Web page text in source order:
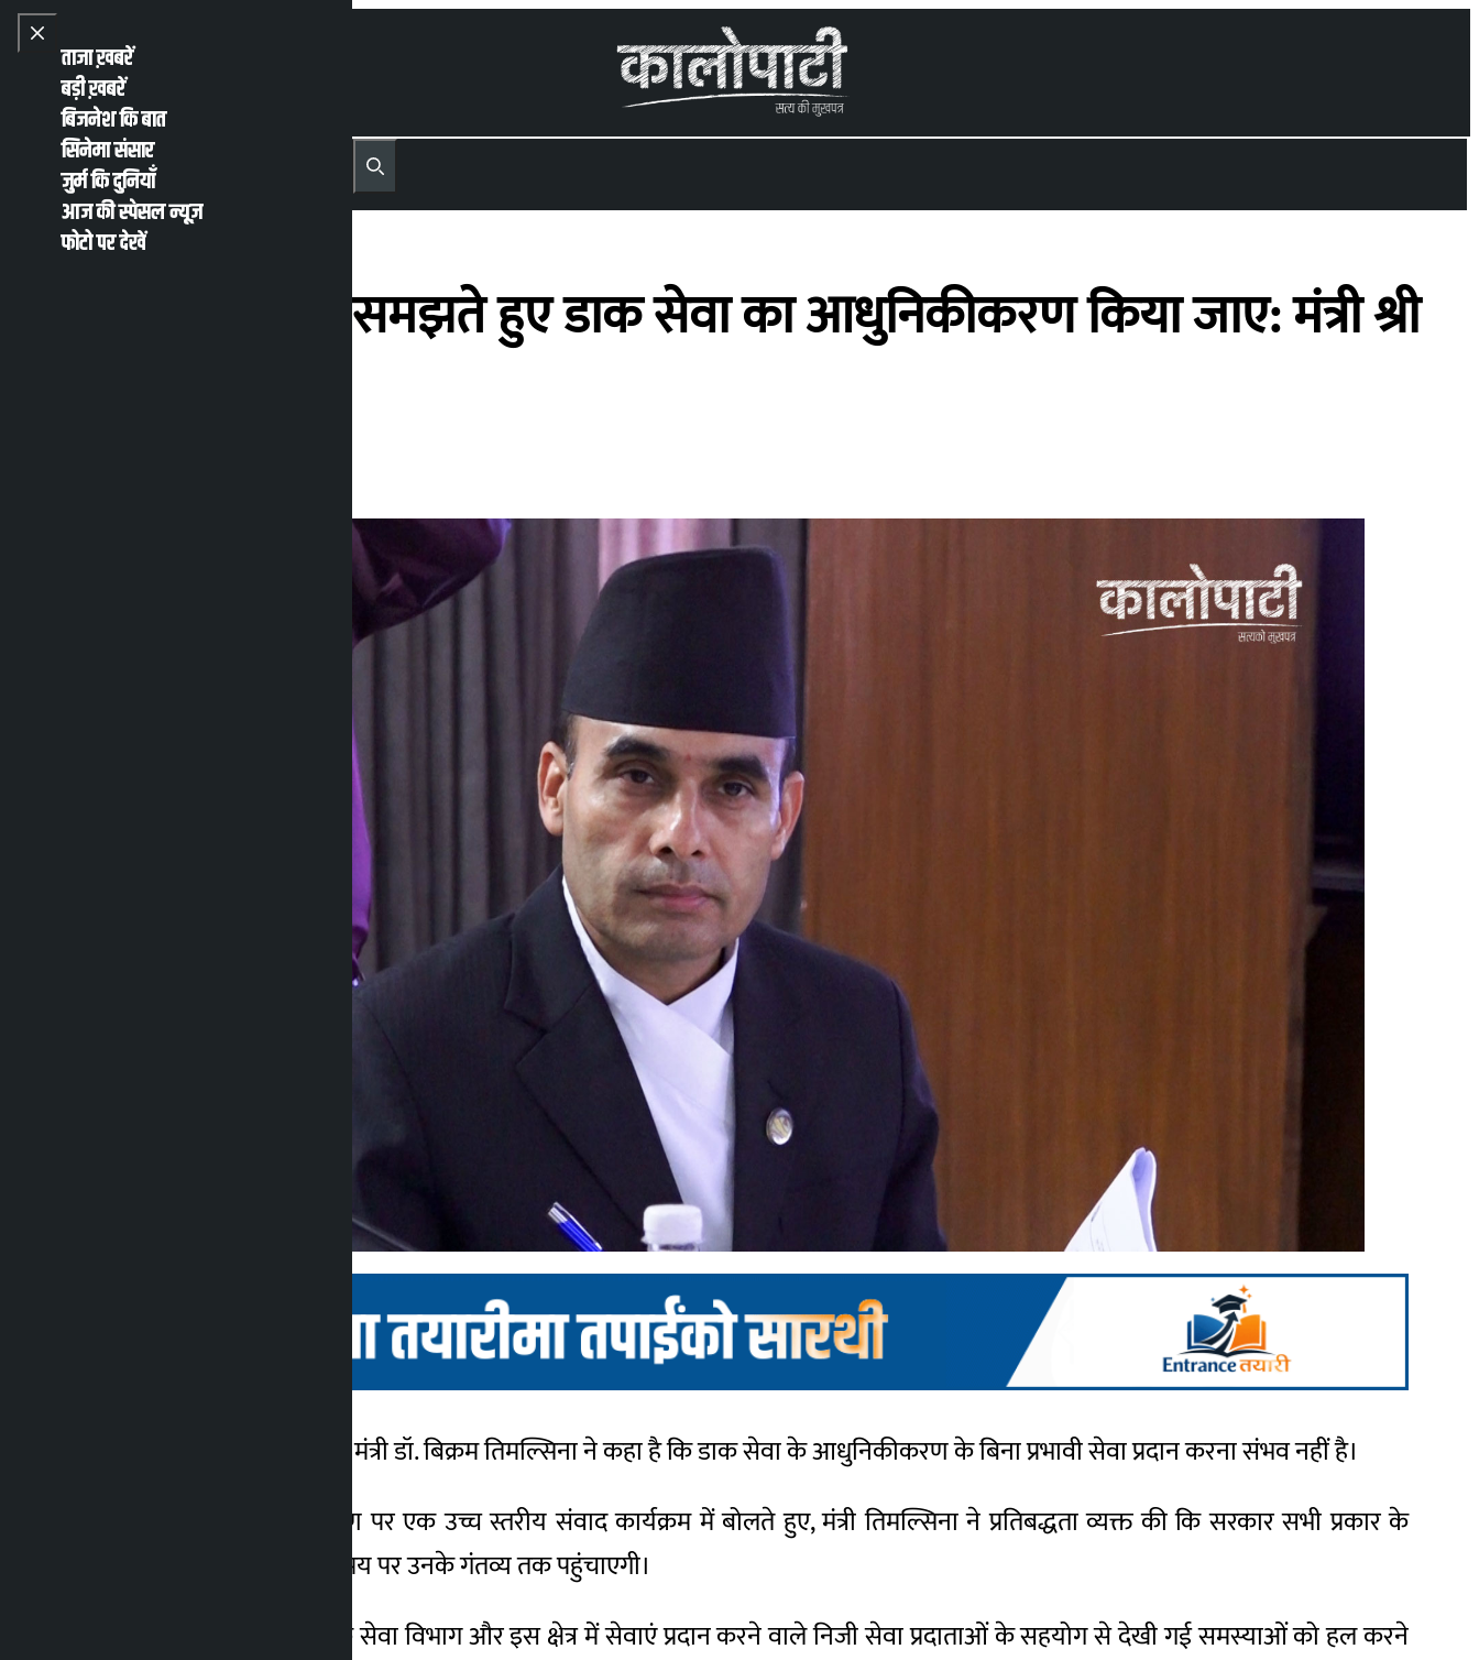
Skip to content
Close menu
ताजा ख़बरें
बड़ी ख़बरें
बिजनेश कि बात
सिनेमा संसार
जुर्म कि दुनियाँ
आज की स्पेसल न्यूज़
फोटो पर देखें
Open main menu
MENU Recent NewsTrending News
Search
समय के महत्व को समझते हुए डाक सेवा का आधुनिकीकरण किया जाए: मंत्री श्री
काठमांडू। सूचना और संचार मंत्री डॉ. बिक्रम तिमल्सिना ने कहा है कि डाक सेवा के आधुनिकीकरण के बिना प्रभावी सेवा प्रदान करना संभव नहीं है।
डाक सेवा के आधुनिकीकरण पर एक उच्च स्तरीय संवाद कार्यक्रम में बोलते हुए, मंत्री तिमल्सिना ने प्रतिबद्धता व्यक्त की कि सरकार सभी प्रकार के
दस्तावेजों और पार्सल को समय पर उनके गंतव्य तक पहुंचाएगी।
उन्होंने कहा कि सरकार डाक सेवा विभाग और इस क्षेत्र में सेवाएं प्रदान करने वाले निजी सेवा प्रदाताओं के सहयोग से देखी गई समस्याओं को हल करने